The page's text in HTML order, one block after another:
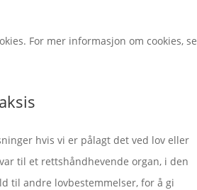
For mer informasjon om cookies, se
hvis vi er pålagt det ved lov eller
til et rettshåndhevende organ, i den
til andre lovbestemmelser, for å gi